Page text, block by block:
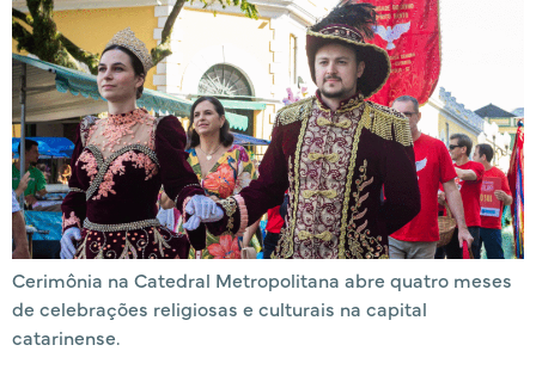
Cerimônia na Catedral Metropolitana abre quatro meses
de celebrações religiosas e culturais na capital
catarinense.